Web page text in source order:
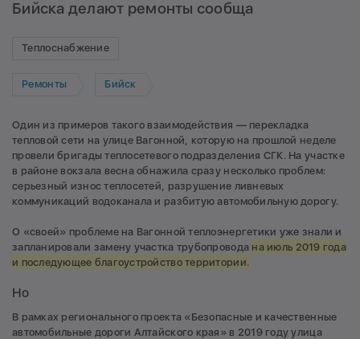
Бийска делают ремонты сообща
Теплоснабжение
Ремонты Бийск
Один из примеров такого взаимодействия — перекладка
тепловой сети на улице Вагонной, которую на прошлой неделе
провели бригады теплосетевого подразделения СГК. На участке
в районе вокзала весна обнажила сразу несколько проблем:
серьезный износ теплосетей, разрушение ливневых
коммуникаций водоканала и разбитую автомобильную дорогу.
О «своей» проблеме на Вагонной теплоэнергетики уже знали и
запланировали замену участка трубопровода на июль 2019 года
и последующее благоустройство территории.
Но
В рамках регионального проекта «Безопасные и качественные
автомобильные дороги Алтайского края» в 2019 году улица